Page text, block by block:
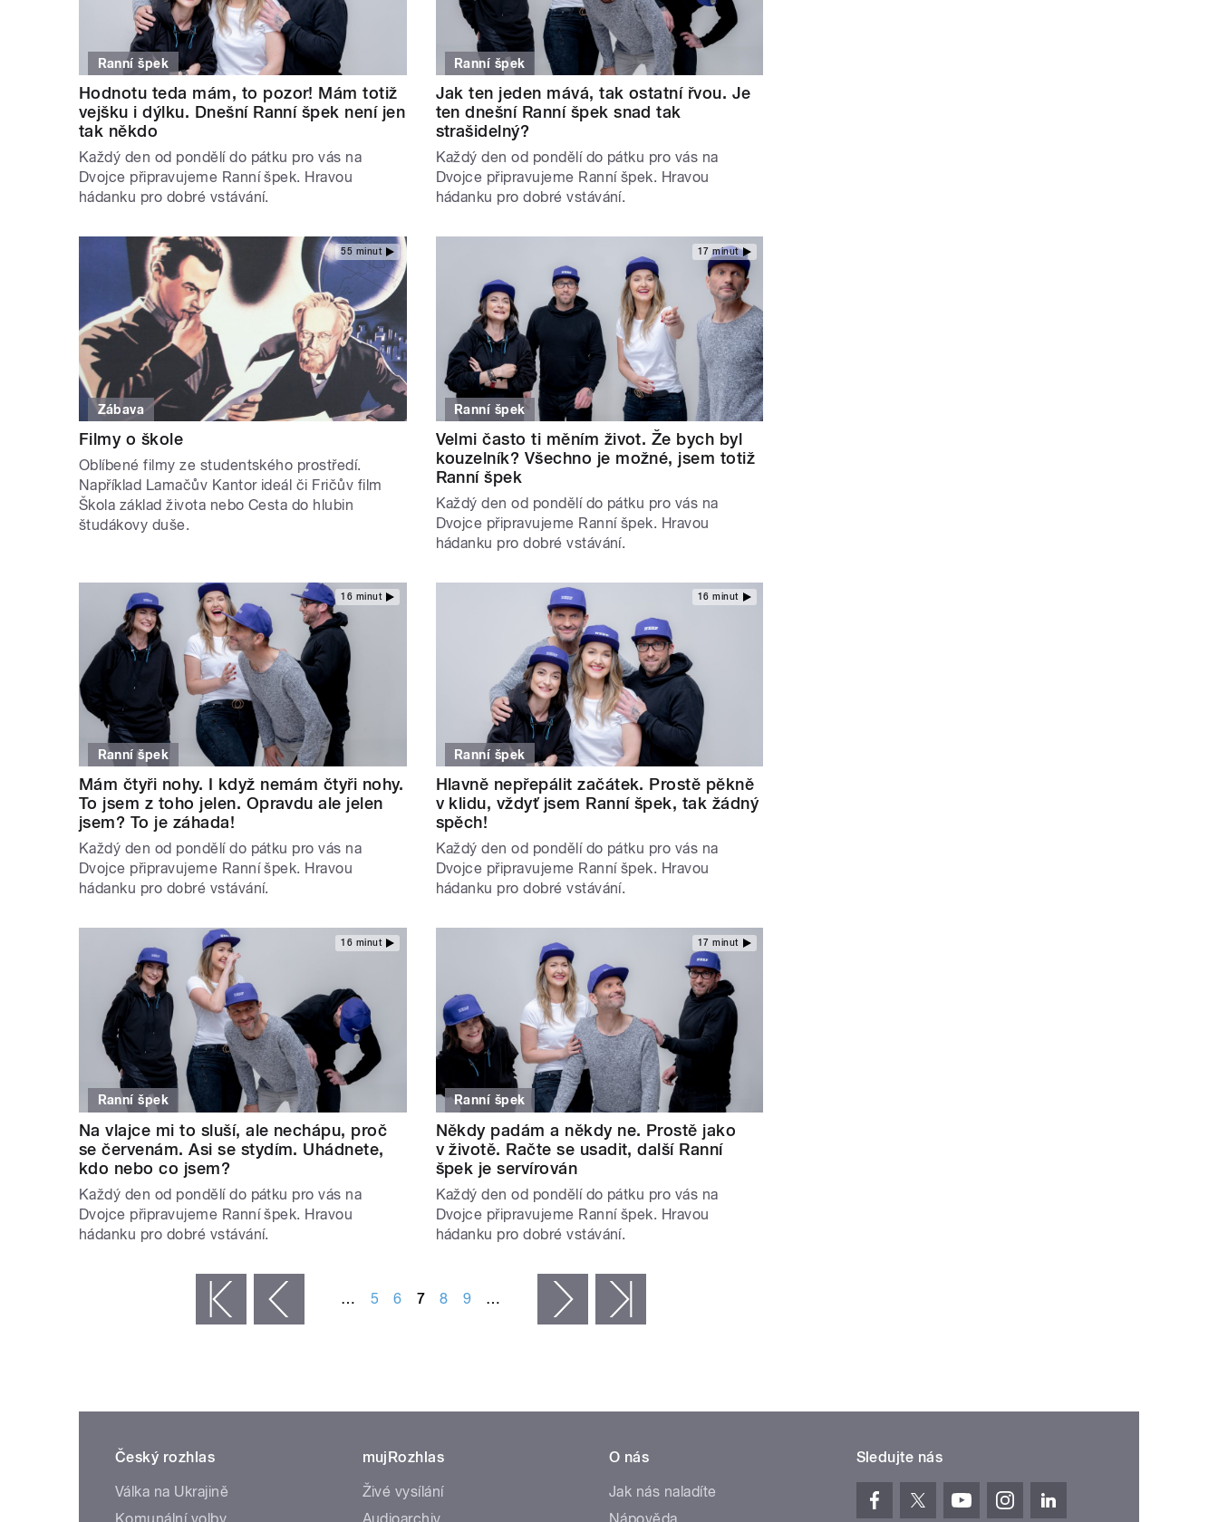
Ranní špek
Hodnotu teda mám, to pozor! Mám totiž
vejšku i dýlku. Dnešní Ranní špek není jen
tak někdo
Každý den od pondělí do pátku pro vás na
Dvojce připravujeme Ranní špek. Hravou
hádanku pro dobré vstávání.
Ranní špek
Jak ten jeden mává, tak ostatní řvou. Je
ten dnešní Ranní špek snad tak
strašidelný?
Každý den od pondělí do pátku pro vás na
Dvojce připravujeme Ranní špek. Hravou
hádanku pro dobré vstávání.
55 minut
Zábava
Filmy o škole
Oblíbené filmy ze studentského prostředí.
Například Lamačův Kantor ideál či Fričův film
Škola základ života nebo Cesta do hlubin
študákovy duše.
17 minut
Ranní špek
Velmi často ti měním život. Že bych byl
kouzelník? Všechno je možné, jsem totiž
Ranní špek
Každý den od pondělí do pátku pro vás na
Dvojce připravujeme Ranní špek. Hravou
hádanku pro dobré vstávání.
16 minut
Ranní špek
Mám čtyři nohy. I když nemám čtyři nohy.
To jsem z toho jelen. Opravdu ale jelen
jsem? To je záhada!
Každý den od pondělí do pátku pro vás na
Dvojce připravujeme Ranní špek. Hravou
hádanku pro dobré vstávání.
16 minut
Ranní špek
Hlavně nepřepálit začátek. Prostě pěkně
v klidu, vždyť jsem Ranní špek, tak žádný
spěch!
Každý den od pondělí do pátku pro vás na
Dvojce připravujeme Ranní špek. Hravou
hádanku pro dobré vstávání.
16 minut
Ranní špek
Na vlajce mi to sluší, ale nechápu, proč
se červenám. Asi se stydím. Uhádnete,
kdo nebo co jsem?
Každý den od pondělí do pátku pro vás na
Dvojce připravujeme Ranní špek. Hravou
hádanku pro dobré vstávání.
17 minut
Ranní špek
Někdy padám a někdy ne. Prostě jako
v životě. Račte se usadit, další Ranní
špek je servírován
Každý den od pondělí do pátku pro vás na
Dvojce připravujeme Ranní špek. Hravou
hádanku pro dobré vstávání.
‹ předchozí … 5 6 7 8 9 … následující ›
Český rozhlas
Válka na Ukrajině
Komunální volby
mujRozhlas
Živé vysílání
Audioarchiv
O nás
Jak nás naladíte
Nápověda
Sledujte nás